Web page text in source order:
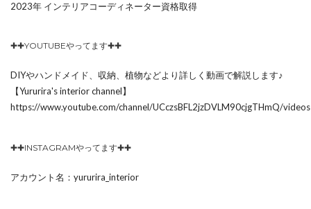
2023年 インテリアコーディネーター資格取得
✚✚YOUTUBEやってます✚✚
DIYやハンドメイド、収納、植物などより詳しく動画で解説します♪
【Yururira's interior channel】
https://www.youtube.com/channel/UCczsBFL2jzDVLM90cjgTHmQ/videos
✚✚INSTAGRAMやってます✚✚
アカウント名：yururira_interior